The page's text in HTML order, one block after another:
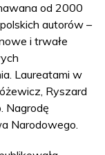
od 2000
autorów –
i trwałe
Laureatami w
Ryszard
Nagrodę
Narodowego.